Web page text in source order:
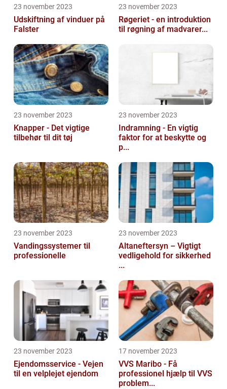
23 november 2023
Udskiftning af vinduer på
Falster
23 november 2023
Røgeriet - en introduktion
til røgning af madvarer...
23 november 2023
Knapper - Det vigtige
tilbehør til dit tøj
23 november 2023
Indramning - En vigtig
faktor for at beskytte og
p...
23 november 2023
Vandingssystemer til
professionelle
23 november 2023
Altaneftersyn – Vigtigt
vedligehold for sikkerhed
...
23 november 2023
Ejendomsservice - Vejen
til en velplejet ejendom
17 november 2023
VVS Maribo - Få
professionel hjælp til VVS
problem...